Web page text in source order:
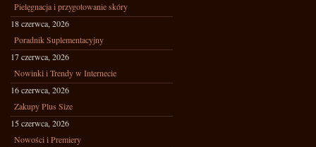
Pielęgnacja i przygotowanie skóry
18 czerwca, 2026
Poradnik Suplementacyjny
17 czerwca, 2026
Nowinki i Trendy w Internecie
16 czerwca, 2026
Zakupy Plus Size
15 czerwca, 2026
Nowości i Premiery